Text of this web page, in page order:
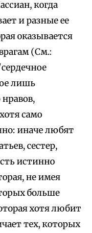
когда
и разные ее
оказывается
(См.:
лишь
само
иначе любят
сестер,
истинно
не имея
больше
хотя любит
тех, которых